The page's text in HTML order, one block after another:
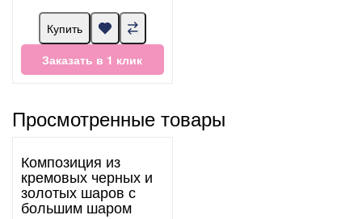
Купить
Заказать в 1 клик
Просмотренные товары
Композиция из
кремовых черных и
золотых шаров с
большим шаром